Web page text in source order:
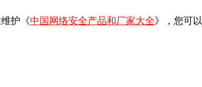
护《中国网络安全产品和厂家大全》，您可以